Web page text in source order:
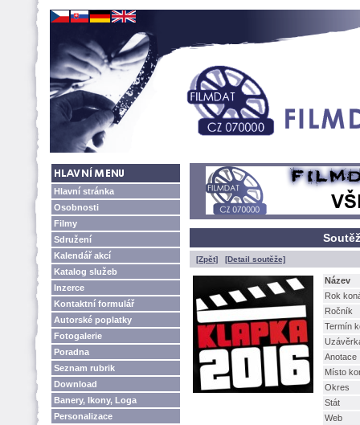
Hlavní stránka
Osobnosti
Filmy
Sdružení
Kalendář akcí
Katalog služeb
Inzerce
Kontaktní formulář
Autorské poplatky
Fotogalerie
Poradna
Seznam rubrik
Download
Banery, Ikony, Loga
Personalizace
[Zpět] [Detail soutěže]
Název
Rok
Ročník
Termín
Anotace
Místo
Okres
Stát
Web